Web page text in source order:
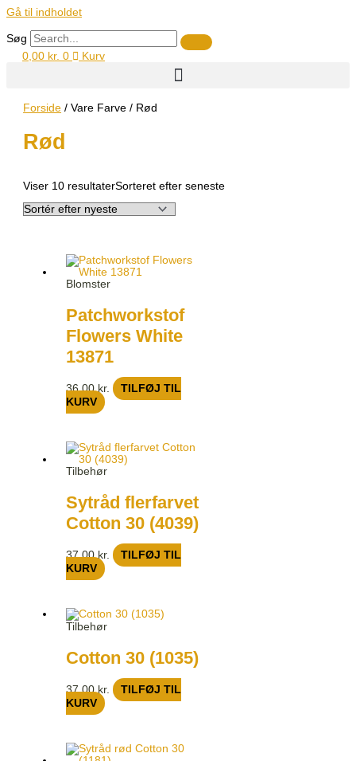
Gå til indholdet
Søg
0,00 kr. 0 Kurv
Forside / Vare Farve / Rød
Rød
Viser 10 resultaterSorteret efter seneste
Blomster
Patchworkstof
Flowers White
13871
36,00kr.
TILFØJ TIL
KURV
Tilbehør
Sytråd flerfarvet
Cotton 30 (4039)
37,00kr.
TILFØJ TIL
KURV
Tilbehør
Cotton 30 (1035)
37,00kr.
TILFØJ TIL
KURV